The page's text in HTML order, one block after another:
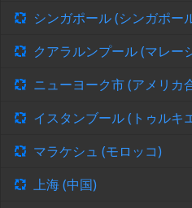
シンガポール (シンガポー
クアラルンプール (マレー
ニューヨーク市 (アメリカ
イスタンブール (トゥルキ
マラケシュ (モロッコ)
上海 (中国)